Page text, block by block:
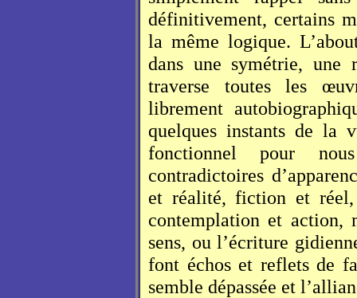
définitivement, certains
la même logique.
dans une symétrie,
traverse toutes les
librement
quelques instants de la
fonctionnel pour
contradictoires
et réalité, fiction et
contemplation et action,
sens, ou l’écriture
font échos et reflets de
semble dépassée et